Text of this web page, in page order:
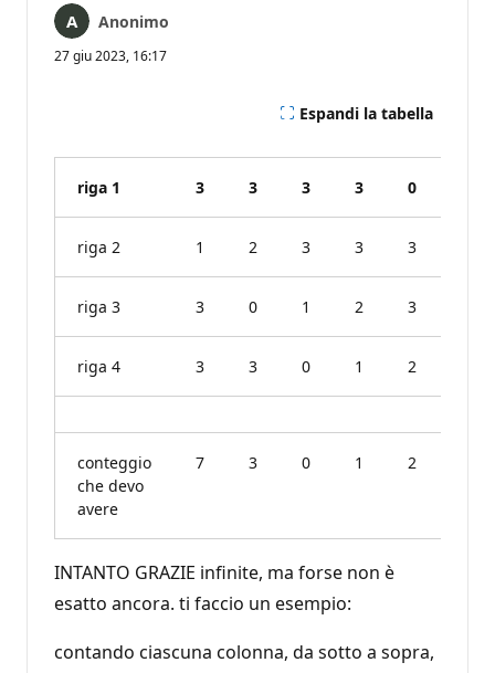
Anonimo
27 giu 2023, 16:17
Espandi la tabella
riga 1 3 3 3 3 0
riga 2 1 2 3 3 3
riga 3 3 0 1 2 3
riga 4 3 3 0 1 2
conteggio
che devo
avere
7 3 0 1 2
INTANTO GRAZIE infinite, ma forse non è
esatto ancora. ti faccio un esempio:
contando ciascuna colonna, da sotto a sopra,